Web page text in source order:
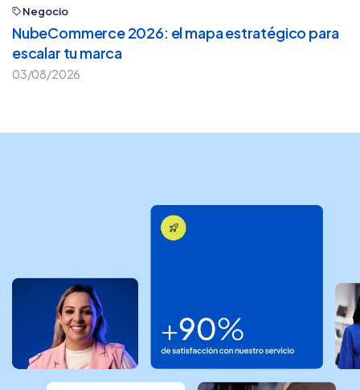
Negocio
NubeCommerce 2026: el mapa estratégico para
escalar tu marca
03/08/2026